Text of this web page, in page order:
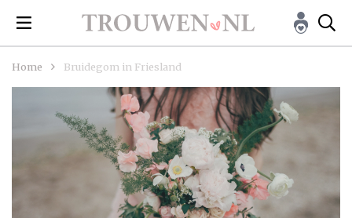
Home Bruidegom in Friesland